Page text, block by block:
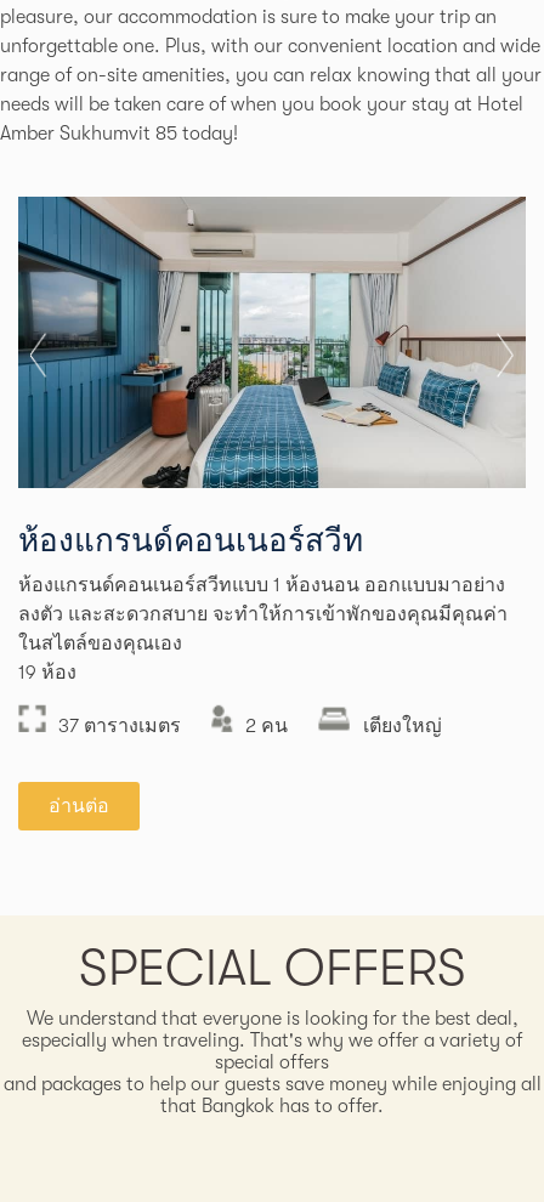
pleasure, our accommodation is sure to make your trip an
unforgettable one. Plus, with our convenient location and wide
range of on-site amenities, you can relax knowing that all your
needs will be taken care of when you book your stay at Hotel
Amber Sukhumvit 85 today!
ห้องแกรนด์คอนเนอร์สวีท
ห้องแกรนด์คอนเนอร์สวีทแบบ 1 ห้องนอน ออกแบบมาอย่าง
ลงตัว และสะดวกสบาย จะทำให้การเข้าพักของคุณมีคุณค่า
ในสไตล์ของคุณเอง
19 ห้อง
37 ตารางเมตร 2 คน เตียงใหญ่
อ่านต่อ
SPECIAL OFFERS
We understand that everyone is looking for the best deal,
especially when traveling. That's why we offer a variety of
special offers
and packages to help our guests save money while enjoying all
that Bangkok has to offer.